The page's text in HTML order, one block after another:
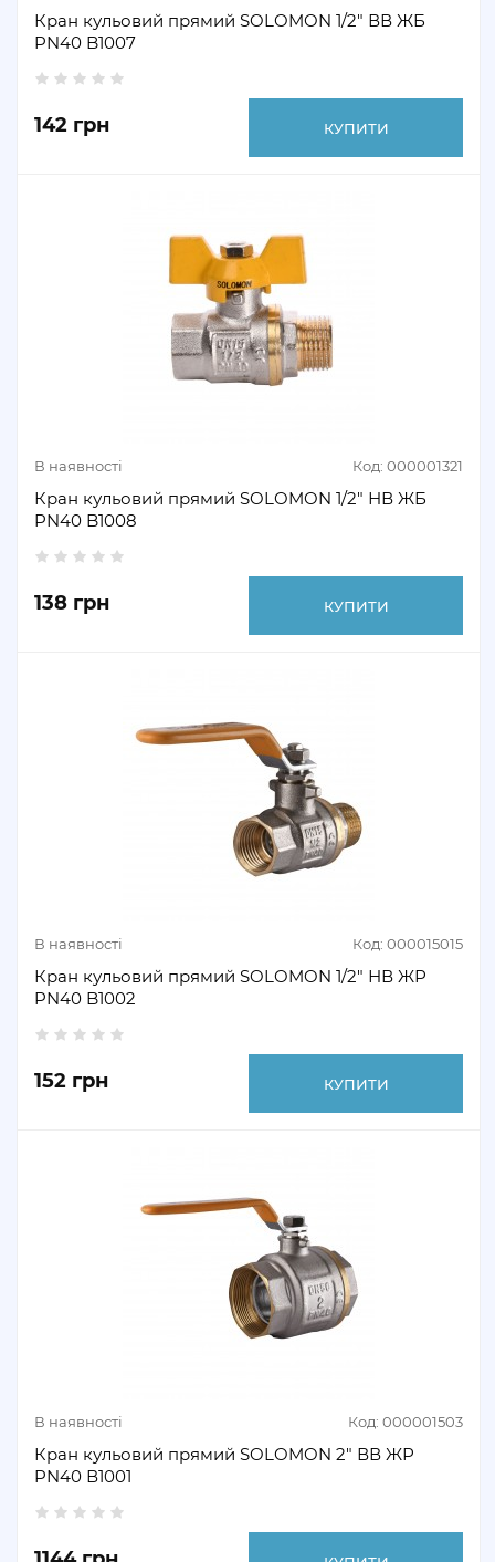
Кран кульовий прямий SOLOMON 1/2" ВВ ЖБ
PN40 B1007
142 грн КУПИТИ
В наявності Код: 000001321
Кран кульовий прямий SOLOMON 1/2" НВ ЖБ
PN40 B1008
138 грн КУПИТИ
В наявності Код: 000015015
Кран кульовий прямий SOLOMON 1/2" НВ ЖР
PN40 B1002
152 грн КУПИТИ
В наявності Код: 000001503
Кран кульовий прямий SOLOMON 2" ВВ ЖР
PN40 В1001